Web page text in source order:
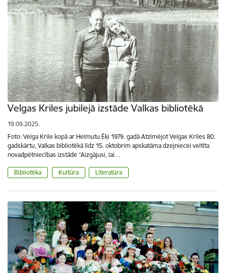
Velgas Kriles jubilejā izstāde Valkas bibliotēkā
19.09.2025.
Foto: Velga Krile kopā ar Helmutu Ēķi 1979. gadā Atzīmējot Velgas Kriles 80.
gadskārtu, Valkas bibliotēkā līdz 15. oktobrim apskatāma dzejniecei veltīta
novadpētniecības izstāde “Aizgājusi, lai…
Bibliotēka Kultūra Literatūra